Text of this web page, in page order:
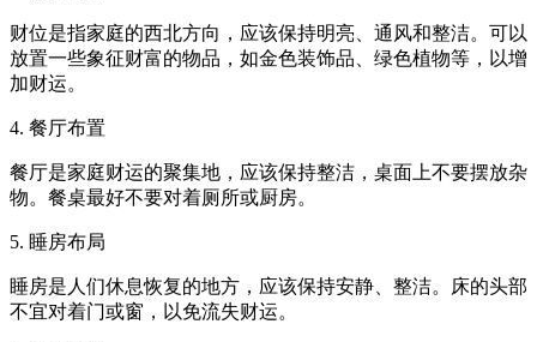
财位是指家庭的西北方向，应该保持明亮、通风和整洁。可以
放置一些象征财富的物品，如金色装饰品、绿色植物等，以增
加财运。
4. 餐厅布置
餐厅是家庭财运的聚集地，应该保持整洁，桌面上不要摆放杂
物。餐桌最好不要对着厕所或厨房。
5. 睡房布局
睡房是人们休息恢复的地方，应该保持安静、整洁。床的头部
不宜对着门或窗，以免流失财运。